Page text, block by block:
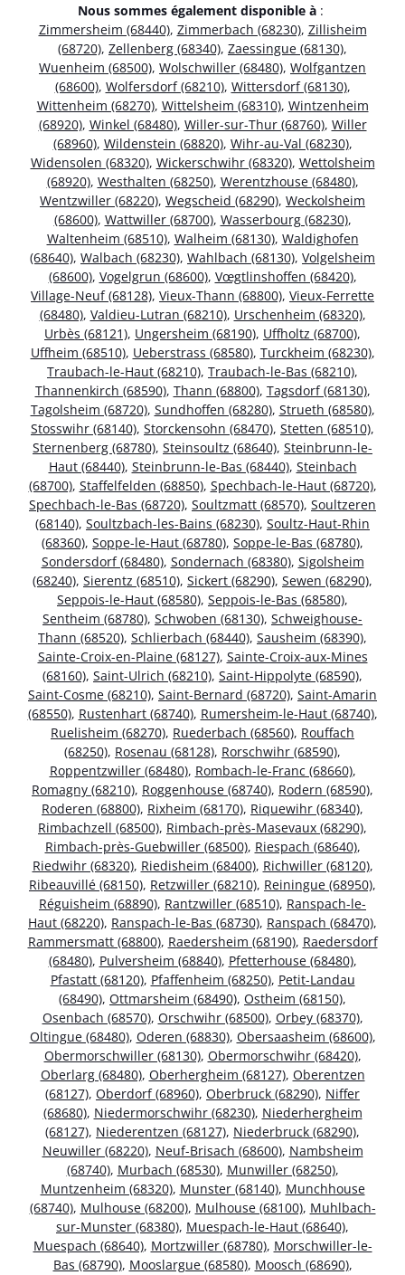
Nous sommes également disponible à :
Zimmersheim (68440), Zimmerbach (68230), Zillisheim
(68720), Zellenberg (68340), Zaessingue (68130),
Wuenheim (68500), Wolschwiller (68480), Wolfgantzen
(68600), Wolfersdorf (68210), Wittersdorf (68130),
Wittenheim (68270), Wittelsheim (68310), Wintzenheim
(68920), Winkel (68480), Willer-sur-Thur (68760), Willer
(68960), Wildenstein (68820), Wihr-au-Val (68230),
Widensolen (68320), Wickerschwihr (68320), Wettolsheim
(68920), Westhalten (68250), Werentzhouse (68480),
Wentzwiller (68220), Wegscheid (68290), Weckolsheim
(68600), Wattwiller (68700), Wasserbourg (68230),
Waltenheim (68510), Walheim (68130), Waldighofen
(68640), Walbach (68230), Wahlbach (68130), Volgelsheim
(68600), Vogelgrun (68600), Vœgtlinshoffen (68420),
Village-Neuf (68128), Vieux-Thann (68800), Vieux-Ferrette
(68480), Valdieu-Lutran (68210), Urschenheim (68320),
Urbès (68121), Ungersheim (68190), Uffholtz (68700),
Uffheim (68510), Ueberstrass (68580), Turckheim (68230),
Traubach-le-Haut (68210), Traubach-le-Bas (68210),
Thannenkirch (68590), Thann (68800), Tagsdorf (68130),
Tagolsheim (68720), Sundhoffen (68280), Strueth (68580),
Stosswihr (68140), Storckensohn (68470), Stetten (68510),
Sternenberg (68780), Steinsoultz (68640), Steinbrunn-le-
Haut (68440), Steinbrunn-le-Bas (68440), Steinbach
(68700), Staffelfelden (68850), Spechbach-le-Haut (68720),
Spechbach-le-Bas (68720), Soultzmatt (68570), Soultzeren
(68140), Soultzbach-les-Bains (68230), Soultz-Haut-Rhin
(68360), Soppe-le-Haut (68780), Soppe-le-Bas (68780),
Sondersdorf (68480), Sondernach (68380), Sigolsheim
(68240), Sierentz (68510), Sickert (68290), Sewen (68290),
Seppois-le-Haut (68580), Seppois-le-Bas (68580),
Sentheim (68780), Schwoben (68130), Schweighouse-
Thann (68520), Schlierbach (68440), Sausheim (68390),
Sainte-Croix-en-Plaine (68127), Sainte-Croix-aux-Mines
(68160), Saint-Ulrich (68210), Saint-Hippolyte (68590),
Saint-Cosme (68210), Saint-Bernard (68720), Saint-Amarin
(68550), Rustenhart (68740), Rumersheim-le-Haut (68740),
Ruelisheim (68270), Ruederbach (68560), Rouffach
(68250), Rosenau (68128), Rorschwihr (68590),
Roppentzwiller (68480), Rombach-le-Franc (68660),
Romagny (68210), Roggenhouse (68740), Rodern (68590),
Roderen (68800), Rixheim (68170), Riquewihr (68340),
Rimbachzell (68500), Rimbach-près-Masevaux (68290),
Rimbach-près-Guebwiller (68500), Riespach (68640),
Riedwihr (68320), Riedisheim (68400), Richwiller (68120),
Ribeauvillé (68150), Retzwiller (68210), Reiningue (68950),
Réguisheim (68890), Rantzwiller (68510), Ranspach-le-
Haut (68220), Ranspach-le-Bas (68730), Ranspach (68470),
Rammersmatt (68800), Raedersheim (68190), Raedersdorf
(68480), Pulversheim (68840), Pfetterhouse (68480),
Pfastatt (68120), Pfaffenheim (68250), Petit-Landau
(68490), Ottmarsheim (68490), Ostheim (68150),
Osenbach (68570), Orschwihr (68500), Orbey (68370),
Oltingue (68480), Oderen (68830), Obersaasheim (68600),
Obermorschwiller (68130), Obermorschwihr (68420),
Oberlarg (68480), Oberhergheim (68127), Oberentzen
(68127), Oberdorf (68960), Oberbruck (68290), Niffer
(68680), Niedermorschwihr (68230), Niederhergheim
(68127), Niederentzen (68127), Niederbruck (68290),
Neuwiller (68220), Neuf-Brisach (68600), Nambsheim
(68740), Murbach (68530), Munwiller (68250),
Muntzenheim (68320), Munster (68140), Munchhouse
(68740), Mulhouse (68200), Mulhouse (68100), Muhlbach-
sur-Munster (68380), Muespach-le-Haut (68640),
Muespach (68640), Mortzwiller (68780), Morschwiller-le-
Bas (68790), Mooslargue (68580), Moosch (68690),